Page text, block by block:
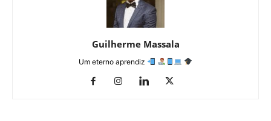
Guilherme Massala
Um eterno aprendiz